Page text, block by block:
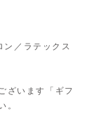
ン／ラテックス
ざいます「ギフ
。